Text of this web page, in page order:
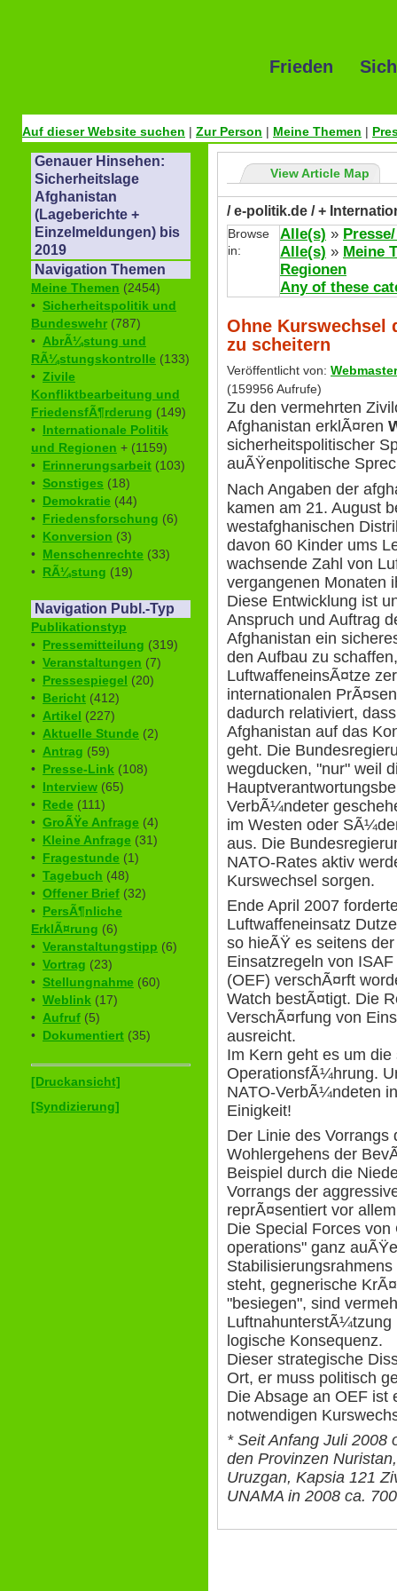
Frieden
Auf dieser Website suchen | Zur Person | Meine Themen |
Genauer Hinsehen:
Sicherheitslage
Afghanistan
(Lageberichte +
Einzelmeldungen) bis
2019
Navigation Themen
Meine Themen (2454)
• Sicherheitspolitik und
Bundeswehr (787)
• AbrÃ¼stung und
RÃ¼stungskontrolle (133)
• Zivile
Konfliktbearbeitung und
FriedensfÃ¶rderung (149)
• Internationale Politik
und Regionen + (1159)
• Erinnerungsarbeit (103)
• Sonstiges (18)
• Demokratie (44)
• Friedensforschung (6)
• Konversion (3)
• Menschenrechte (33)
• RÃ¼stung (19)
Navigation Publ.-Typ
Publikationstyp
• Pressemitteilung (319)
• Veranstaltungen (7)
• Pressespiegel (20)
• Bericht (412)
• Artikel (227)
• Aktuelle Stunde (2)
• Antrag (59)
• Presse-Link (108)
• Interview (65)
• Rede (111)
• GroÃŸe Anfrage (4)
• Kleine Anfrage (31)
• Fragestunde (1)
• Tagebuch (48)
• Offener Brief (32)
• PersÃ¶nliche
ErklÃ¤rung (6)
• Veranstaltungstipp (6)
• Vortrag (23)
• Stellungnahme (60)
• Weblink (17)
• Aufruf (5)
• Dokumentiert (35)
[Druckansicht]
[Syndizierung]
View Article Map
/ e-politik.de / +
Browse
in:
Alle(s) »
Alle(s) » Meine
Regionen
Any of these
Ohne Kurswechsel
zu scheitern
Veröffentlicht von: Webmaster
(159956 Aufrufe)
Zu den vermehrten
Afghanistan erklÃ¤ren
sicherheitspolitischer
auÃŸenpolitische
Nach Angaben der
kamen am 21. August
westafghanischen
davon 60 Kinder ums
wachsende Zahl von
vergangenen Monaten
Diese Entwicklung ist
Anspruch und Auftrag
Afghanistan ein
den Aufbau zu
LuftwaffeneinsÃ¤tze
internationalen
dadurch relativiert,
Afghanistan auf das
geht. Die
wegducken, "nur" weil
VerbÃ¼ndeter
im Westen oder
aus. Die
NATO-Rates aktiv
Kurswechsel sorgen.
Ende April 2007
Luftwaffeneinsatz
so hieÃŸ es seitens
Einsatzregeln von
(OEF) verschÃ¤rft
Watch bestÃ¤tigt. Die
VerschÃ¤rfung von
ausreicht.
Im Kern geht es um
OperationsfÃ¼hrung.
NATO-VerbÃ¼ndeten
Einigkeit!
Der Linie des Vorrangs
Wohlergehens der
Beispiel durch die
Vorrangs der
reprÃ¤sentiert vor
Die Special Forces
operations" ganz
steht, gegnerische
"besiegen", sind
LuftnahunterstÃ¼tzung
logische Konsequenz.
Dieser strategische
Ort, er muss politisch
Die Absage an OEF
notwendigen
* Seit Anfang Juli 2008
den Provinzen
Uruzgan, Kapsia 121
UNAMA in 2008 ca.